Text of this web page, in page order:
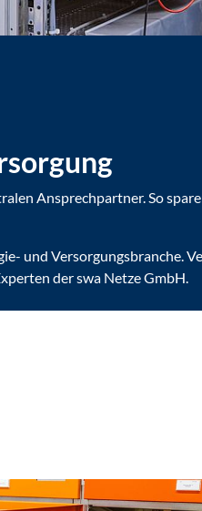
Ansprechpartner. So
und Versorgungsbranche.
der swa Netze GmbH.